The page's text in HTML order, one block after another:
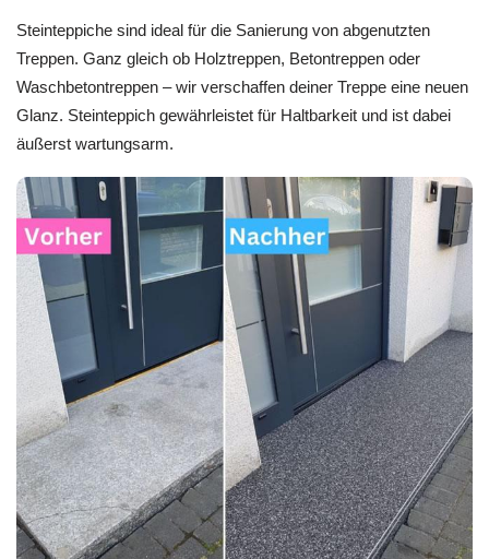
Steinteppiche sind ideal für die Sanierung von abgenutzten
Treppen. Ganz gleich ob Holztreppen, Betontreppen oder
Waschbetontreppen – wir verschaffen deiner Treppe eine neuen
Glanz. Steinteppich gewährleistet für Haltbarkeit und ist dabei
äußerst wartungsarm.